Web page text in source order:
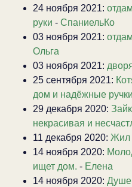
24 ноября 2021:
руки - СпаниельКо
03 ноября 2021:
Ольга
03 ноября 2021:
25 сентября 2021:
дом и надёжные ручки
29 декабря 2020:
некрасивая и
11 декабря 2020: Жил
14 ноября 2020:
ищет дом. - Елена
14 ноября 2020: